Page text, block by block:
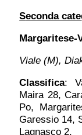
Seconda
Margaritese-
Viale (M),
Classifica:
Maira 28,
Po,
Garessio 14,
Lagnasco 2.